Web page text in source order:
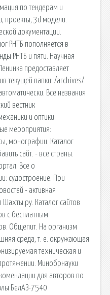
по тендерам и
проекты, 3d модели.
документации.
РНТБ пополняется в
РНТБ и пяти. Научная
предоставляет
текущей папки: /archives/.
Все названия
вестник
и оптики.
мероприятия:
монографии. Каталог
сайт. - все страны.
Все о
судостроение. При
- активная
Каталог сайтов
с бесплатным
Общепит. На организм
среда, т. е. окружающая
техническая и
Минобрнауки
для авторов по
БелАЗ-7540